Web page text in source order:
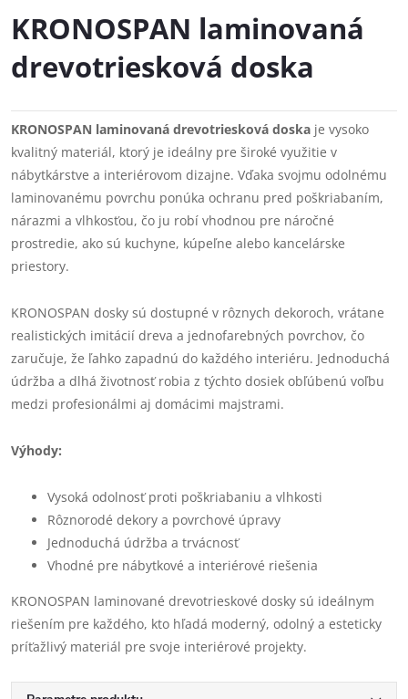
KRONOSPAN laminovaná
drevotriesková doska
KRONOSPAN laminovaná drevotriesková doska je vysoko
kvalitný materiál, ktorý je ideálny pre široké využitie v
nábytkárstve a interiérovom dizajne. Vďaka svojmu odolnému
laminovanému povrchu ponúka ochranu pred poškriabaním,
nárazmi a vlhkosťou, čo ju robí vhodnou pre náročné
prostredie, ako sú kuchyne, kúpeľne alebo kancelárske
priestory.
KRONOSPAN dosky sú dostupné v rôznych dekoroch, vrátane
realistických imitácií dreva a jednofarebných povrchov, čo
zaručuje, že ľahko zapadnú do každého interiéru. Jednoduchá
údržba a dlhá životnosť robia z týchto dosiek obľúbenú voľbu
medzi profesionálmi aj domácimi majstrami.
Výhody:
Vysoká odolnosť proti poškriabaniu a vlhkosti
Rôznorodé dekory a povrchové úpravy
Jednoduchá údržba a trvácnosť
Vhodné pre nábytkové a interiérové riešenia
KRONOSPAN laminované drevotrieskové dosky sú ideálnym
riešením pre každého, kto hľadá moderný, odolný a esteticky
príťažlivý materiál pre svoje interiérové projekty.